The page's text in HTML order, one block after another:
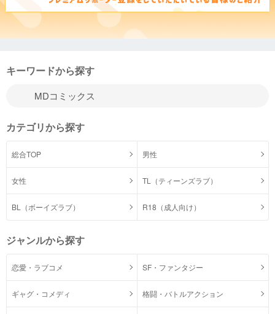
キーワードから探す
カテゴリから探す
総合TOP 男性
女性 TL（ティーンズラブ）
BL（ボーイズラブ） R18（成人向け）
ジャンルから探す
恋愛・ラブコメ SF・ファンタジー
ギャグ・コメディ 格闘・バトルアクション